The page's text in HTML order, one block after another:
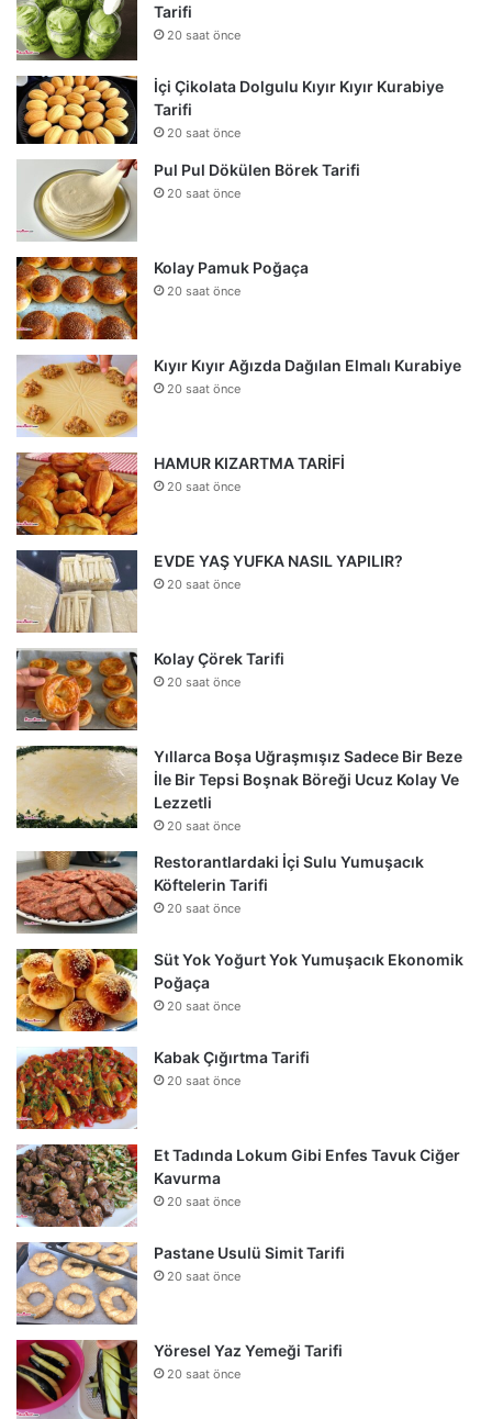
Tarifi
20 saat önce
İçi Çikolata Dolgulu Kıyır Kıyır Kurabiye
Tarifi
20 saat önce
Pul Pul Dökülen Börek Tarifi
20 saat önce
Kolay Pamuk Poğaça
20 saat önce
Kıyır Kıyır Ağızda Dağılan Elmalı Kurabiye
20 saat önce
HAMUR KIZARTMA TARİFİ
20 saat önce
EVDE YAŞ YUFKA NASIL YAPILIR?
20 saat önce
Kolay Çörek Tarifi
20 saat önce
Yıllarca Boşa Uğraşmışız Sadece Bir Beze
İle Bir Tepsi Boşnak Böreği Ucuz Kolay Ve
Lezzetli
20 saat önce
Restorantlardaki İçi Sulu Yumuşacık
Köftelerin Tarifi
20 saat önce
Süt Yok Yoğurt Yok Yumuşacık Ekonomik
Poğaça
20 saat önce
Kabak Çığırtma Tarifi
20 saat önce
Et Tadında Lokum Gibi Enfes Tavuk Ciğer
Kavurma
20 saat önce
Pastane Usulü Simit Tarifi
20 saat önce
Yöresel Yaz Yemeği Tarifi
20 saat önce